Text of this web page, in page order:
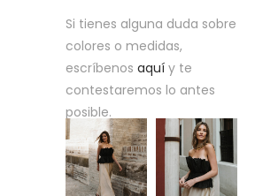
Si tienes alguna duda sobre
colores o medidas,
escríbenos aquíy te
contestaremos lo antes
posible.